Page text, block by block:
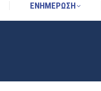
ΕΝΗΜΕΡΩΣΗ